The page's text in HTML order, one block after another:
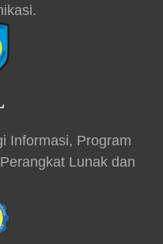
Informasi, Program
Lunak dan